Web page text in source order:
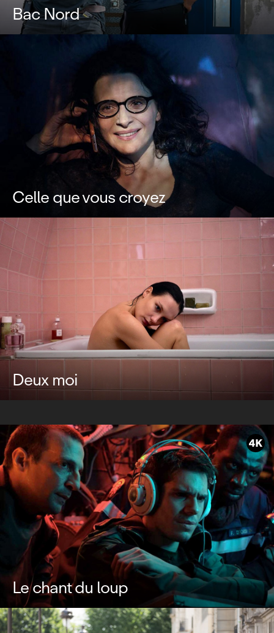
Bac Nord
Celle que vous croyez
Deux moi
Le chant du loup